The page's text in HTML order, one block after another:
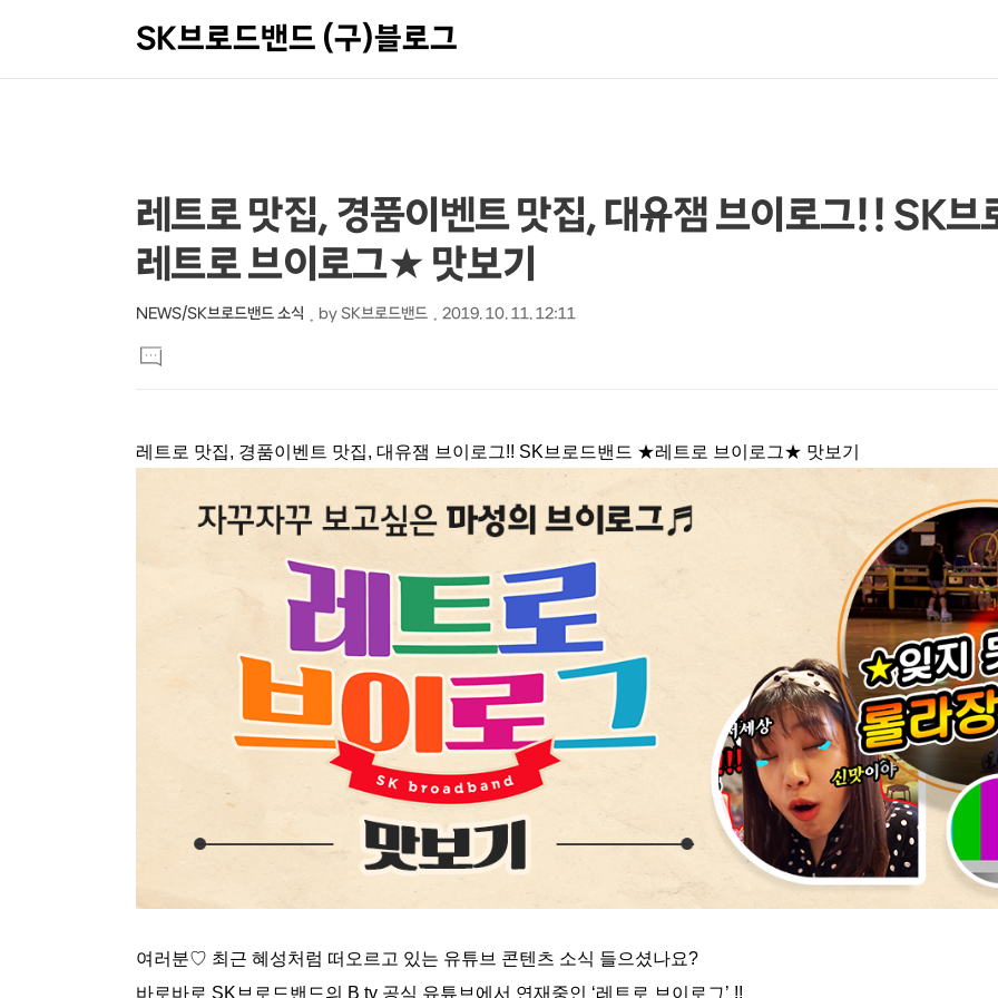
SK브로드밴드 (구)블로그
상
세
컨
텐
츠
본
문
제
레트로 맛집, 경품이벤트 맛집, 대유잼 브이로그!! SK
레트로 브이로그★ 맛보기
NEWS/SK브로드밴드 소식 by SK브로드밴드 2019. 10. 11. 12:11
문
댓
글
레트로 맛집, 경품이벤트 맛집, 대유잼 브이로그!! SK브로드밴드 ★레트로 브이로그★ 맛보기
여러분♡ 최근 혜성처럼 떠오르고 있는 유튜브 콘텐츠 소식 들으셨나요?
바로바로 SK브로드밴드의 B tv 공식 유튜브에서 연재중인 ‘레트로 브이로그’ !!